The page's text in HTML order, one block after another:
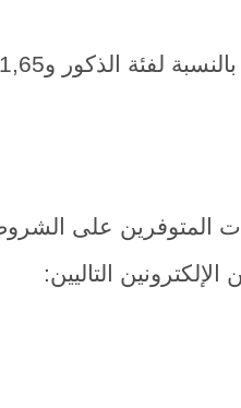
المتوفرين على